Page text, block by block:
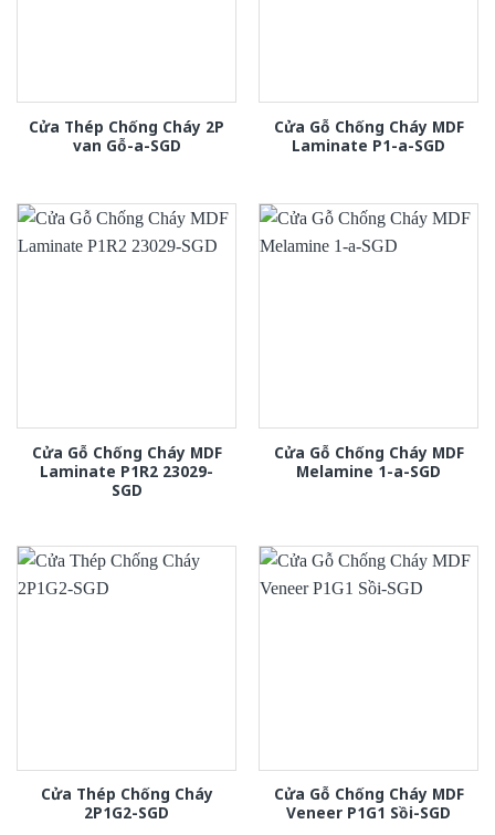
Cửa Thép Chống Cháy 2P
van Gỗ-a-SGD
Cửa Gỗ Chống Cháy MDF
Laminate P1-a-SGD
Cửa Gỗ Chống Cháy MDF
Laminate P1R2 23029-
SGD
Cửa Gỗ Chống Cháy MDF
Melamine 1-a-SGD
Cửa Thép Chống Cháy
2P1G2-SGD
Cửa Gỗ Chống Cháy MDF
Veneer P1G1 Sồi-SGD